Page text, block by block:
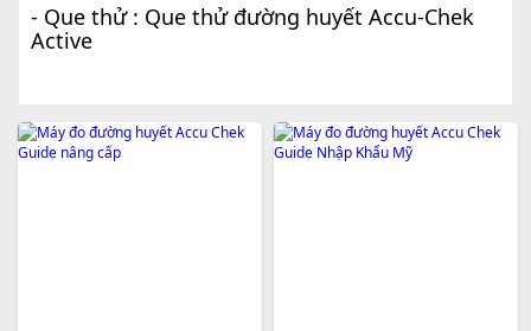
- Que thử : Que thử đường huyết Accu-Chek
Active